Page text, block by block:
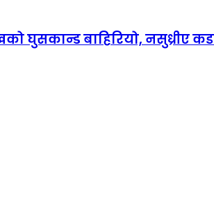
घुसकान्ड बाहिरियो, नसुध्रीए